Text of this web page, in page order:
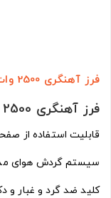
فرز آهنگری 2500 وات ایوک مدل K-7122
فرز آهنگری 2500 وات iVEK مدل K-7122
قابلیت استفاده از
سیستم گردش هوای
کلید ضد گرد و غبار و